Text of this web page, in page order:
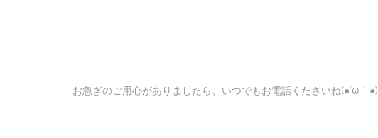
お急ぎのご用心がありましたら、いつでもお電話くださいね(●´ω｀●)